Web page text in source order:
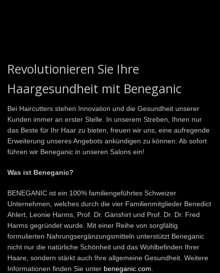
Revolutionieren Sie Ihre
Haargesundheit mit Beneganic
Bei Haircutters stehen Innovation und die Gesundheit unserer
Kunden immer an erster Stelle. In unserem Streben, Ihnen nur
das Beste für Ihr Haar zu bieten, freuen wir uns, eine aufregende
Erweiterung unseres Angebots ankündigen zu können: Ab sofort
führen wir Beneganic in unseren Salons ein!
Was ist Beneganic?
BENEGANIC ist ein 100% familiengeführtes Schweizer
Unternehmen, welches durch die vier Familienmitglieder Benedict
Ahlert, Leonie Harms, Prof. Dr. Gänshirt und Prof. Dr. Dr. Fred
Harms gegründet wurde. Mit einer Reihe von sorgfältig
formulierten Nahrungsergänzungsmitteln unterstützt Beneganic
nicht nur die natürliche Schönheit und das Wohlbefinden Ihrer
Haare, sondern stärkt auch Ihre allgemeine Gesundheit. Weitere
Informationen finden Sie unter beneganic.com